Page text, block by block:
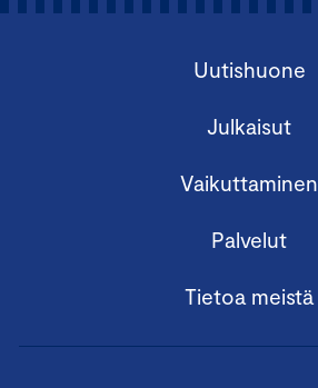
Uutishuone
Julkaisut
Vaikuttaminen
Palvelut
Tietoa meistä